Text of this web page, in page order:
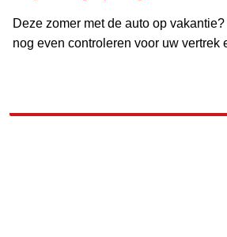
Deze zomer met de auto op
nog even controleren voor uw vertrek